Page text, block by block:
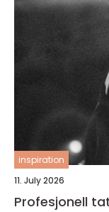
inspiration
11. July 2026
Profesjonell